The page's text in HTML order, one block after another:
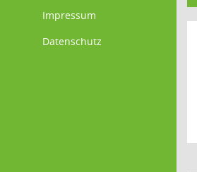
Impressum
Datenschutz